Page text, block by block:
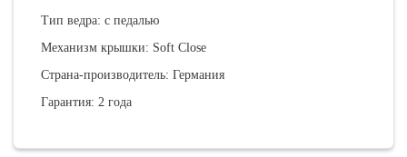
Тип ведра: с педалью
Механизм крышки: Soft Close
Страна-производитель: Германия
Гарантия: 2 года